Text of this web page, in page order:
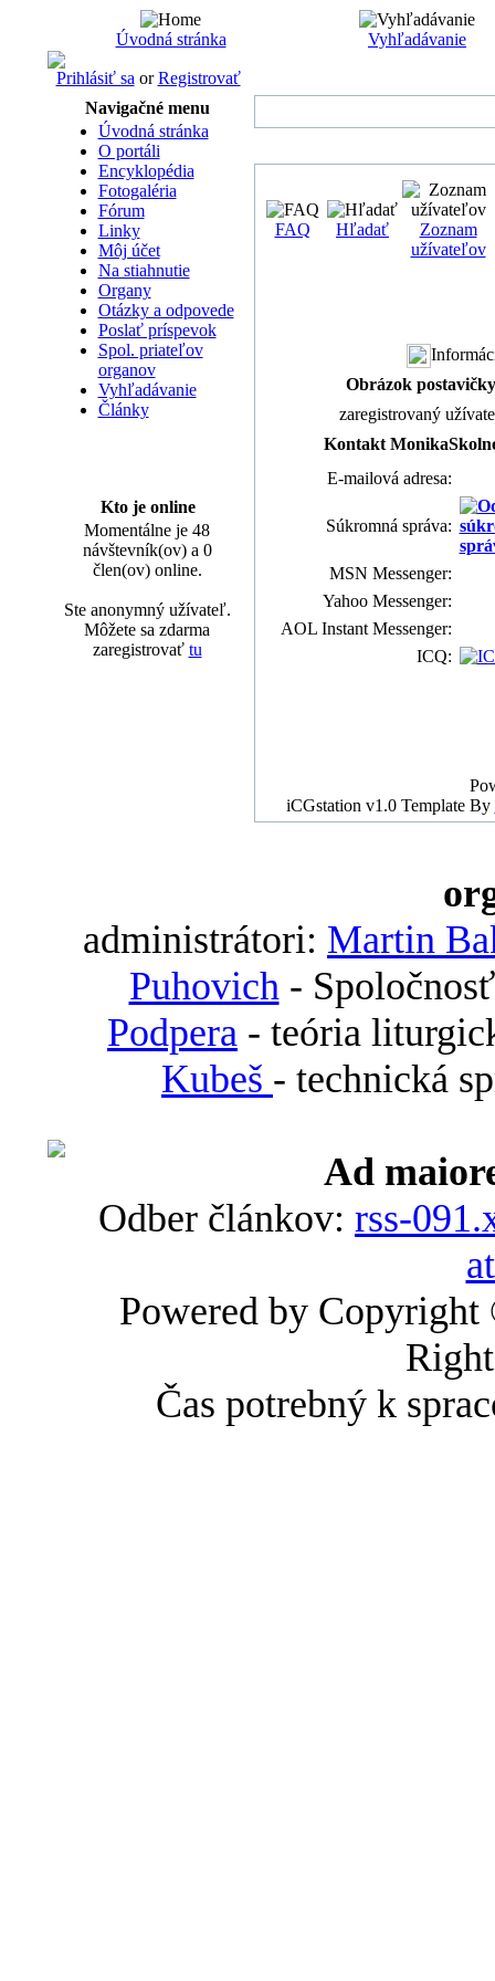
Úvodná stránka Vyhľadávanie
Prihlásiť sa orRegistrovať
Navigačné menu
Úvodná stránka
O portáli
Encyklopédia
Fotogaléria
Fórum
Linky
Môj účet
Na stiahnutie
Organy
Otázky a odpovede
Poslať príspevok
Spol. priateľov
organov
Vyhľadávanie
Články
Kto je online
Momentálne je 48
návštevník(ov) a 0
člen(ov) online.
Ste anonymný užívateľ.
Môžete sa zdarma
zaregistrovať tu
FAQ Hľadať
Zoznam
užívateľov
Obrázok postavičky
zaregistrovaný
Kontakt
E-mailová adresa:
Súkromná správa:
MSN Messenger:
Yahoo Messenger:
AOL Instant Messenger:
ICQ:
iCGstation v1.0 Template By
administrátori: Martin
Puhovich-
Podpera - teória
Kubeš - technická
Ad
Odber článkov: rss-
Powered by
Čas potrebný k